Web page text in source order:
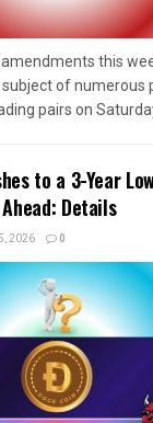
this
of numerous
pairs on
to a 3-Year
Details
2026 0